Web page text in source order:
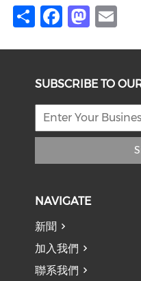
Share
SUBSCRIBE TO
NAVIGATE
新聞
加入我們
聯系我們